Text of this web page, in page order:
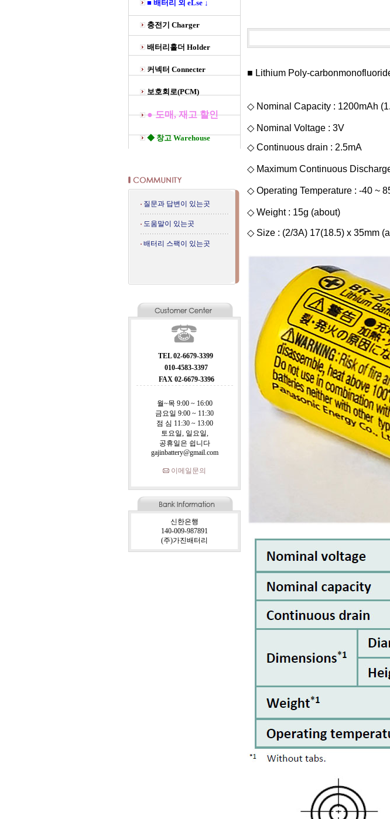
■ 배터리 외 eLse ↓
충전기 Charger
배터리홀더 Holder
커넥터 Connecter
보호회로(PCM)
● 도매, 재고 할인
◆ 창고 Warehouse
질문과 답변이 있는곳
도움말이 있는곳
배터리 스팩이 있는곳
TEL 02-6679-3399
010-4583-3397
FAX 02-6679-3396
월~목 9:00 ~ 16:00
금요일 9:00 ~ 11:30
점 심 11:30 ~ 13:00
토요일, 일요일,
공휴일은 쉽니다
gajinbattery@gmail.com
이메일문의
신한은행
140-009-987891
(주)가진배터리
■ Lithium Poly-
◇ Nominal Capacity : 1200mAh
◇ Nominal Voltage : 3V
◇ Continuous drain : 2.5mA
◇ Maximum Continuous
◇ Operating Temperature : -40 ~
◇ Weight : 15g (about)
◇ Size : (2/3A) 17(18.5) x 35mm